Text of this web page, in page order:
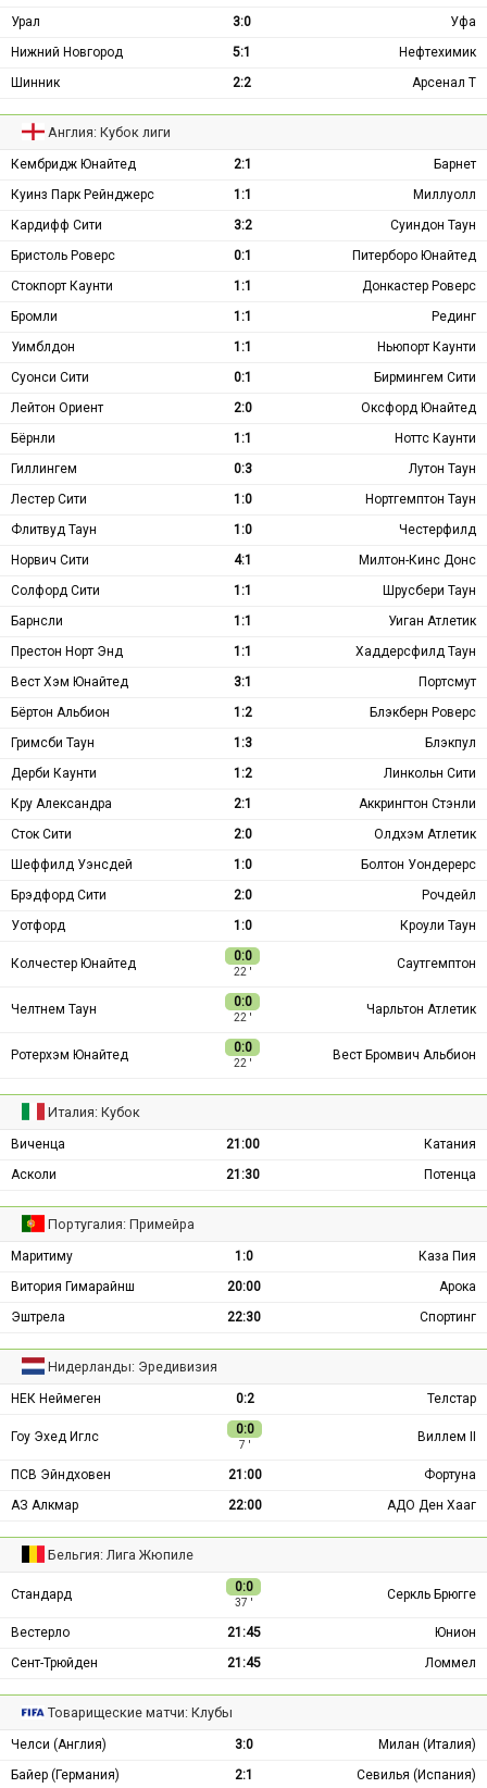
Урал
3:0
Уфа
Нижний Новгород
5:1
Нефтехимик
Шинник
2:2 Арсенал Т
Англия: Кубок лиги
Кембридж Юнайтед 2:1
Барнет
Куинз Парк Рейнджерс
1:1
Миллуолл
Кардифф Сити
3:2
Суиндон Таун
Бристоль Роверс
0:1
Питерборо Юнайтед
Стокпорт Каунти
1:1
Донкастер Роверс
Бромли
1:1
Рединг
Уимблдон
1:1
Ньюпорт Каунти
Суонси Сити
0:1
Бирмингем Сити
Лейтон Ориент
2:0
Оксфорд Юнайтед
Бёрнли
1:1
Ноттс Каунти
Гиллингем
0:3
Лутон Таун
Лестер Сити
1:0
Нортгемптон Таун
Флитвуд Таун
1:0
Честерфилд
Норвич Сити
4:1
Милтон-Кинс Донс
Солфорд Сити
1:1
Шрусбери Таун
Барнсли
1:1
Уиган Атлетик
Престон Норт Энд
1:1
Хаддерсфилд Таун
Вест Хэм Юнайтед
3:1
Портсмут
Бёртон Альбион
1:2
Блэкберн Роверс
Гримсби Таун
1:3
Блэкпул
Дерби Каунти
1:2
Линкольн Сити
Кру Александра
2:1
Аккрингтон Стэнли
Сток Сити
2:0
Олдхэм Атлетик
Шеффилд Уэнсдей
1:0
Болтон Уондерерс
Брэдфорд Сити
2:0
Рочдейл
Уотфорд
1:0 Кроули Таун
Колчестер Юнайтед 0:0
22 ′
Саутгемптон
Челтнем Таун 0:0
22 ′
Чарльтон Атлетик
Ротерхэм Юнайтед 0:0
22 ′
Вест Бромвич Альбион
Италия: Кубок
Виченца 21:00
Катания
Асколи
21:30 Потенца
Португалия: Примейра
Маритиму 1:0
Каза Пия
Витория Гимарайнш
20:00
Арока
Эштрела
22:30 Спортинг
Нидерланды: Эредивизия
НЕК Неймеген 0:2 Телстар
Гоу Эхед Иглс 0:0
7 ′
Виллем II
ПСВ Эйндховен 21:00
Фортуна
АЗ Алкмар
22:00 АДО Ден Хааг
Бельгия: Лига Жюпиле
Стандард 0:0
37 ′
Серкль Брюгге
Вестерло 21:45
Юнион
Сент-Трюйден
21:45 Ломмел
Товарищеские матчи: Клубы
Челси (Англия) 3:0
Милан (Италия)
Байер (Германия)
2:1 Севилья (Испания)